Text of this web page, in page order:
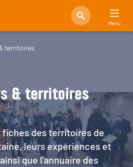
Menu
territoires
& territoires
fiches des territoires de
leurs expériences et
que l’annuaire des